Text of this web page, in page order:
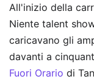
All'inizio della
Niente talent
caricavano gli
davanti a
Fuori Orario di